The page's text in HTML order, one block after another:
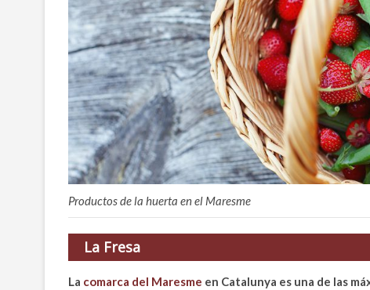
Productos de la huerta en el Maresme
La Fresa
La comarca del Maresme en Catalunya es una de las